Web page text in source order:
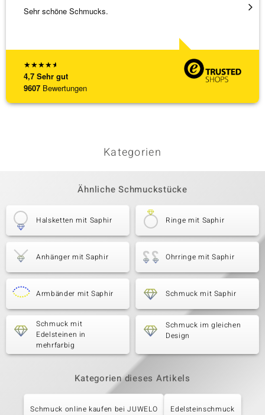
★★★★★
4,7 Sehr gut
9607 Bewertungen
Sehr schöne Schmucks.
3 x
Kategorien
Ähnliche Schmuckstücke
Halsketten mit Saphir Ringe mit Saphir
Anhänger mit Saphir Ohrringe mit Saphir
Armbänder mit Saphir Schmuck mit Saphir
Schmuck mit
Edelsteinen in
mehrfarbig
Schmuck im gleichen
Design
Kategorien dieses Artikels
Schmuck online kaufen bei JUWELO Edelsteinschmuck